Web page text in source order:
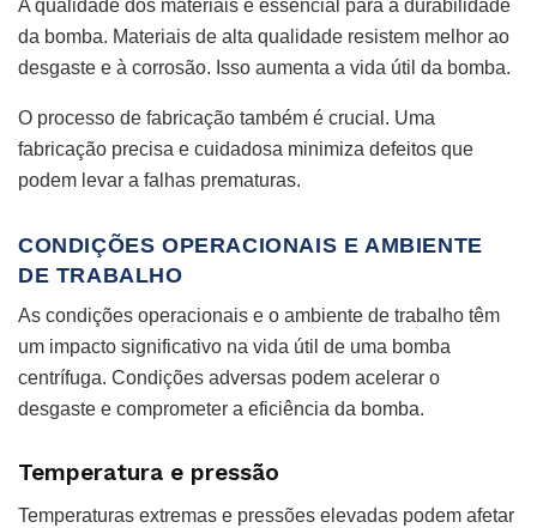
A qualidade dos materiais é essencial para a durabilidade
da bomba. Materiais de alta qualidade resistem melhor ao
desgaste e à corrosão. Isso aumenta a vida útil da bomba.
O processo de fabricação também é crucial. Uma
fabricação precisa e cuidadosa minimiza defeitos que
podem levar a falhas prematuras.
CONDIÇÕES OPERACIONAIS E AMBIENTE
DE TRABALHO
As condições operacionais e o ambiente de trabalho têm
um impacto significativo na vida útil de uma bomba
centrífuga. Condições adversas podem acelerar o
desgaste e comprometer a eficiência da bomba.
Temperatura e pressão
Temperaturas extremas e pressões elevadas podem afetar